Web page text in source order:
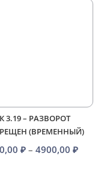
3.19 – РАЗВОРОТ
(ВРЕМЕННЫЙ)
₽ – 4900,00₽